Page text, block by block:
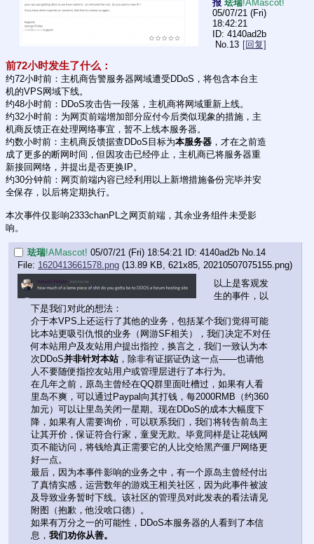
报 珐瑞!AMascot!
05/07/21 (Fri)
18:42:21
4140ad2b
No.13 [回复]
前72小时发生了什么：
约72小时前：主机商告警服务器网域遭受DDoS，将包含本台主
机的VPS网域下线。
约48小时前：DDoS攻击告一段落，主机商将网域重新上线。
约32小时前：为网页前端增加部分应付今后类似现象的措施，主
机商反馈正在处理网络事宜，暂不上线本服务器。
约数小时前：主机商反馈据查DDoS目标为本服务器 ，才在之前造
成了更多的断网时间，但因攻击已经停止，主机商已将服务器重
新接回网络，并提出是否更换IP。
约30分钟前：网页前端内容已经利用以上新增措施备份完毕并安
全保存，以后将定期执行。
本次事件仅影响2333chanPL之网页前端，其余业务组件未受影
响。
珐瑞!AMascot! 05/07/21 (Fri) 18:54:21 4140ad2b No. 14
File: 1620413661578.png (13.89 KB, 621x85, 20210507075155.png)
以上是客观发
生的事件，以
下是我们对此的想法：
介于本VPS上还运行了其他的业务，包括某个我们觉得可能
比本站更吸引仇恨的业务（网游SF相关），我们决定不对任
何本站用户及友站用户提出指控，换言之，我们一致认为本
次DDoS并非针对本站，除非有证据证伪这一点——也请他
人不要随便指控友站用户或管理层进行了本行为。
在几年之前，原岛主曾经在QQ群里面吐槽过，如果有人看
里岛不爽，可以通过Paypal向其打钱，每2000RMB（约360
加元）可以让里岛关闭一星期。现在DDoS的成本大幅度下
降，如果有人需要询价，可以联系我们，我们将转告前岛主
让其开价，保证符合行家，童叟无欺。毕竟同样是让花钱网
页不能访问，将钱给真正需要它的人比交给黑产僵尸网络更
好一点。
最后，因为本事件影响的业务之中，有一个原岛主曾经付出
了真情实感，运营数年的游戏王相关社区，因为此事件被波
及导致业务暂时下线。该社区的管理员对此发表的看法请见
附图（抱歉，他没啥口德）。
如果有万分之一的可能性，DDoS本服务器的人看到了本信
息， 我们劝你从善。